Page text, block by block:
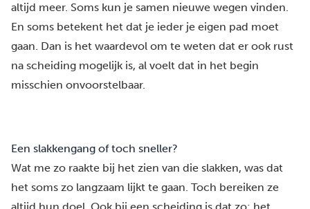
altijd meer. Soms kun je samen nieuwe wegen vinden.
En soms betekent het dat je ieder je eigen pad moet
gaan. Dan is het waardevol om te weten dat er ook rust
na scheiding mogelijk is, al voelt dat in het begin
misschien onvoorstelbaar.
Een slakkengang of toch sneller?
Wat me zo raakte bij het zien van die slakken, was dat
het soms zo langzaam lijkt te gaan. Toch bereiken ze